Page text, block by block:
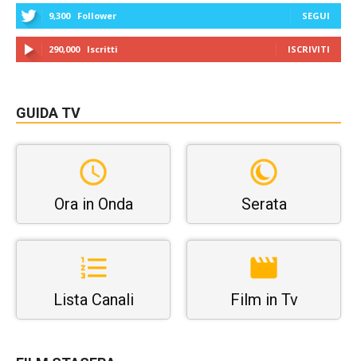
9,300 Follower SEGUI
290,000 Iscritti ISCRIVITI
GUIDA TV
Ora in Onda Serata
Lista Canali Film in Tv